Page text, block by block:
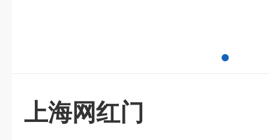
上海网红门